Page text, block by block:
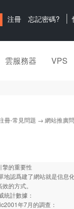
注冊 忘記密碼?
雲服務器 VPS
冊-常見問題 → 網站推廣
擎的重要性
認爲建了網站就是信息
的方式。
統計數據：
年7月的調查：